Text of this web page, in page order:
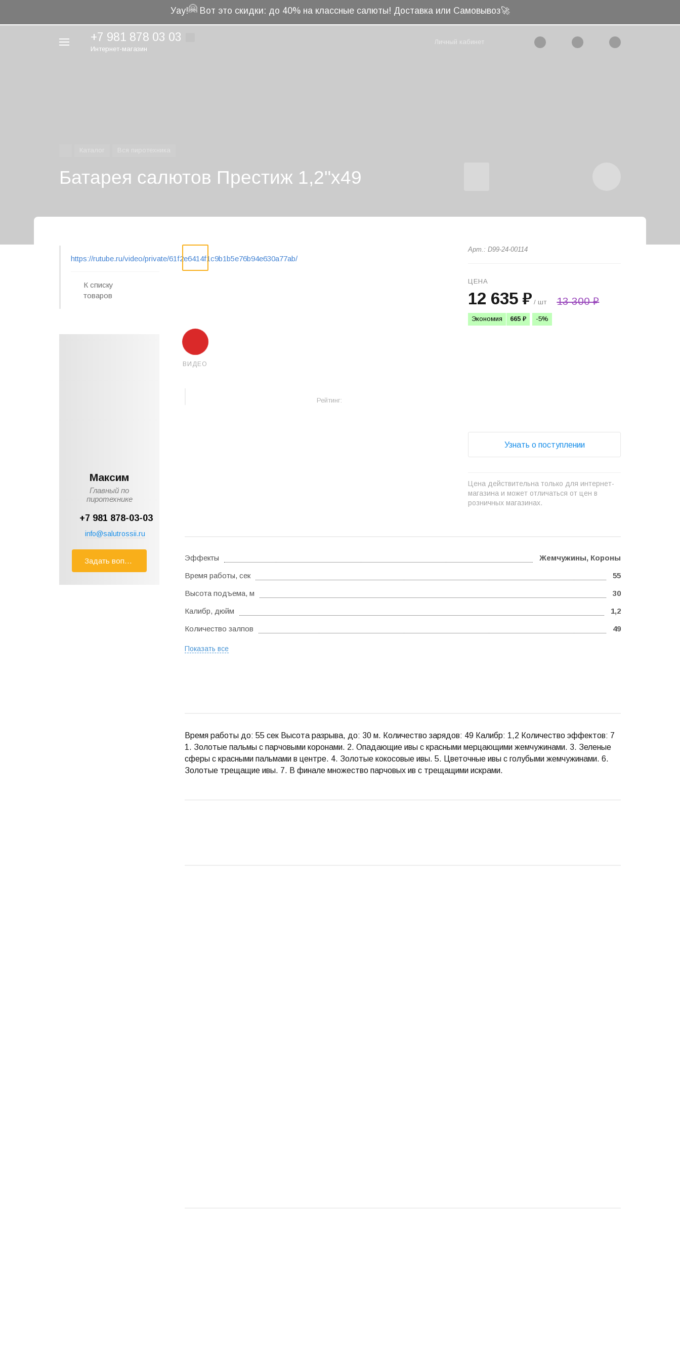
Уау!🤗Вот это скидки: до 40% на классные салюты! Доставка или Самовывоз🚀
+7 981 878 03 03
Интернет-магазин
Личный кабинет
Батарея салютов Престиж 1,2"x49
https://rutube.ru/video/private/61f2e6414f1c9b1b5e76b94e630a77ab/
К списку
товаров
Максим
Главный по
пиротехнике
+7 981 878-03-03
info@salutrossii.ru
Задать вопрос
ВИДЕО
Рейтинг:
Арт.: D99-24-00114
ЦЕНА
12 635 ₽ / шт 13 300 ₽
Экономия 665 ₽ -5%
Узнать о поступлении
Цена действительна только для интернет-
магазина и может отличаться от цен в
розничных магазинах.
Эффекты Жемчужины, Короны
Время работы, сек 55
Высота подъема, м 30
Калибр, дюйм 1,2
Количество залпов 49
Показать все
Время работы до: 55 сек Высота разрыва, до: 30 м. Количество зарядов: 49 Калибр: 1,2 Количество эффектов: 7
1. Золотые пальмы с парчовыми коронами. 2. Опадающие ивы с красными мерцающими жемчужинами. 3. Зеленые
сферы с красными пальмами в центре. 4. Золотые кокосовые ивы. 5. Цветочные ивы с голубыми жемчужинами. 6.
Золотые трещащие ивы. 7. В финале множество парчовых ив с трещащими искрами.